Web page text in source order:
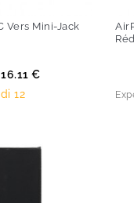
Vers Mini-Jack
16.11 €
12